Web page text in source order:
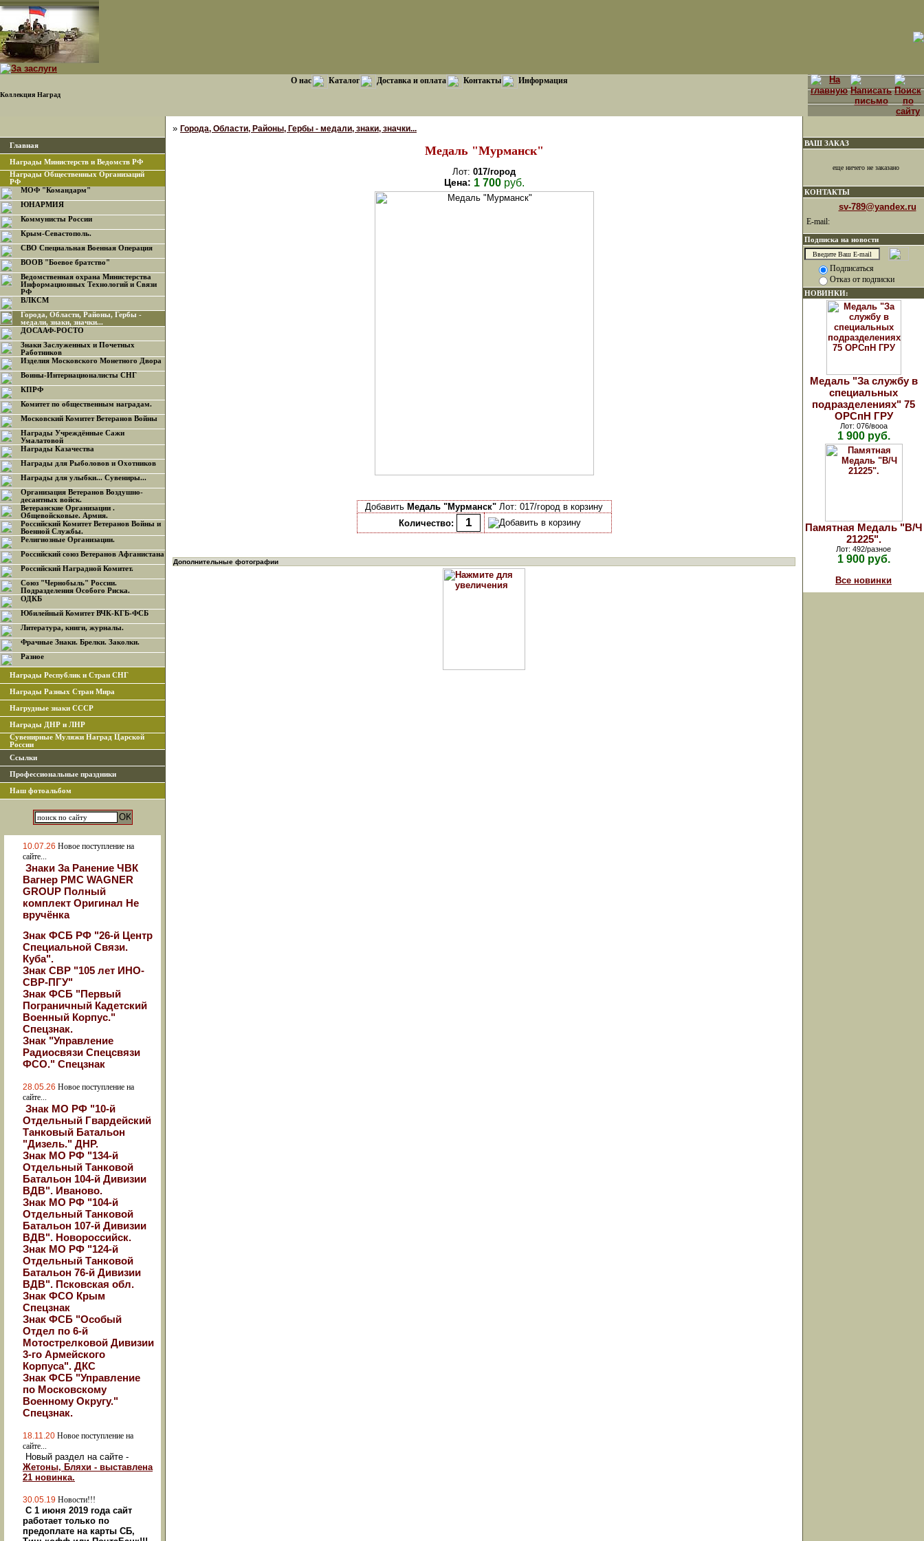
Коллекция Наград
О нас Каталог Доставка и оплата Контакты Информация
Главная
Награды Министерств и Ведомств РФ
Награды Общественных Организаций
РФ
МОФ "Командарм"
ЮНАРМИЯ
Коммунисты России
Крым-Севастополь.
СВО Специальная Военная Операция
ВООВ "Боевое братство"
Ведомственная охрана Министерства
Информационных Технологий и Связи
РФ
ВЛКСМ
Города, Области, Районы, Гербы -
медали, знаки, значки...
ДОСААФ-РОСТО
Знаки Заслуженных и Почетных
Работников
Изделия Московского Монетного Двора
Воины-Интернационалисты СНГ
КПРФ
Комитет по общественным наградам.
Московский Комитет Ветеранов Войны
Награды Учреждённые Сажи
Умалатовой
Награды Казачества
Награды для Рыболовов и Охотников
Награды для улыбки... Сувениры...
Организация Ветеранов Воздушно-
десантных войск.
Ветеранские Организации .
Общевойсковые. Армия.
Российский Комитет Ветеранов Войны и
Военной Службы.
Религиозные Организации.
Российский союз Ветеранов Афганистана
Российский Наградной Комитет.
Союз "Чернобыль" России.
Подразделения Особого Риска.
ОДКБ
Юбилейный Комитет ВЧК-КГБ-ФСБ
Литература, книги, журналы.
Фрачные Знаки. Брелки. Заколки.
Разное
Награды Республик и Стран СНГ
Награды Разных Стран Мира
Нагрудные знаки СССР
Награды ДНР и ЛНР
Сувенирные Муляжи Наград Царской
России
Ссылки
Профессиональные праздники
Наш фотоальбом
10.07.26 Новое поступление на
сайте...
Знаки За Ранение ЧВК
Вагнер РМС WAGNER
GROUP Полный
комплект Оригинал Не
вручёнка
Знак ФСБ РФ "26-й Центр
Специальной Связи.
Куба".
Знак СВР "105 лет ИНО-
СВР-ПГУ"
Знак ФСБ "Первый
Пограничный Кадетский
Военный Корпус."
Спецзнак.
Знак "Управление
Радиосвязи Спецсвязи
ФСО." Спецзнак
28.05.26 Новое поступление на
сайте...
Знак МО РФ "10-й
Отдельный Гвардейский
Танковый Батальон
"Дизель." ДНР.
Знак МО РФ "134-й
Отдельный Танковой
Батальон 104-й Дивизии
ВДВ". Иваново.
Знак МО РФ "104-й
Отдельный Танковой
Батальон 107-й Дивизии
ВДВ". Новороссийск.
Знак МО РФ "124-й
Отдельный Танковой
Батальон 76-й Дивизии
ВДВ". Псковская обл.
Знак ФСО Крым
Спецзнак
Знак ФСБ "Особый
Отдел по 6-й
Мотострелковой Дивизии
3-го Армейского
Корпуса". ДКС
Знак ФСБ "Управление
по Московскому
Военному Округу."
Спецзнак.
18.11.20 Новое поступление на
сайте...
Новый раздел на сайте -
Жетоны, Бляхи - выставлена
21 новинка.
30.05.19 Новости!!!
С 1 июня 2019 года сайт
работает только по
предоплате на карты СБ,
» Города, Области, Районы, Гербы - медали, знаки, значки...
Медаль "Мурманск"
Лот: 017/город
Цена: 1 700руб.
Добавить Медаль "Мурманск" Лот: 017/город в корзину
Количество:
Дополнительные фотографии
ВАШ ЗАКАЗ
еще ничего не заказано
КОНТАКТЫ
sv-789@yandex.ru
E-mail:
Подписка на новости
Подписаться
Отказ от подписки
НОВИНКИ:
Медаль "За службу в
специальных
подразделениях" 75
ОРСпН ГРУ
Лот: 076/вооа
1 900 руб.
Памятная Медаль "В/Ч
21225".
Лот: 492/разное
1 900 руб.
Все новинки